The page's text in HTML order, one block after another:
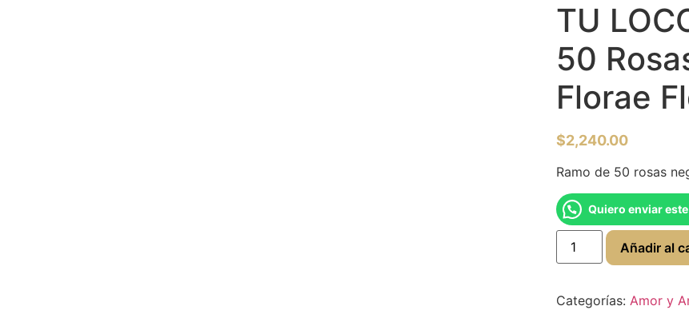
TU
50
Florae
$2,240.00
Ramo de 50 rosas
Quiero enviar
Añadir al
Categorías: Amor y